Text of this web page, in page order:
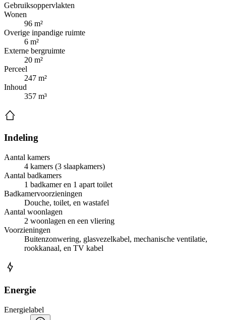
Gebruiksoppervlakten
Wonen
96 m²
Overige inpandige ruimte
6 m²
Externe bergruimte
20 m²
Perceel
247 m²
Inhoud
357 m³
Indeling
Aantal kamers
4 kamers (3 slaapkamers)
Aantal badkamers
1 badkamer en 1 apart toilet
Badkamervoorzieningen
Douche, toilet, en wastafel
Aantal woonlagen
2 woonlagen en een vliering
Voorzieningen
Buitenzonwering, glasvezelkabel, mechanische ventilatie,
rookkanaal, en TV kabel
Energie
Energielabel